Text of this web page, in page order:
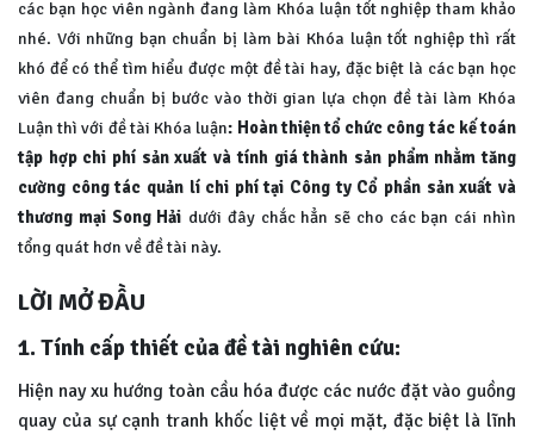
các bạn học viên ngành đang làm Khóa luận tốt nghiệp tham khảo
nhé. Với những bạn chuẩn bị làm bài Khóa luận tốt nghiệp thì rất
khó để có thể tìm hiểu được một đề tài hay, đặc biệt là các bạn học
viên đang chuẩn bị bước vào thời gian lựa chọn đề tài làm Khóa
Luận thì với đề tài Khóa luận: Hoàn thiện tổ chức công tác kế toán
tập hợp chi phí sản xuất và tính giá thành sản phẩm nhằm tăng
cường công tác quản lí chi phí tại Công ty Cổ phần sản xuất và
thương mại Song Hải dưới đây chắc hẳn sẽ cho các bạn cái nhìn
tổng quát hơn về đề tài này.
LỜI MỞ ĐẦU
1. Tính cấp thiết của đề tài nghiên cứu:
Hiện nay xu hướng toàn cầu hóa được các nước đặt vào guồng
quay của sự cạnh tranh khốc liệt về mọi mặt, đặc biệt là lĩnh